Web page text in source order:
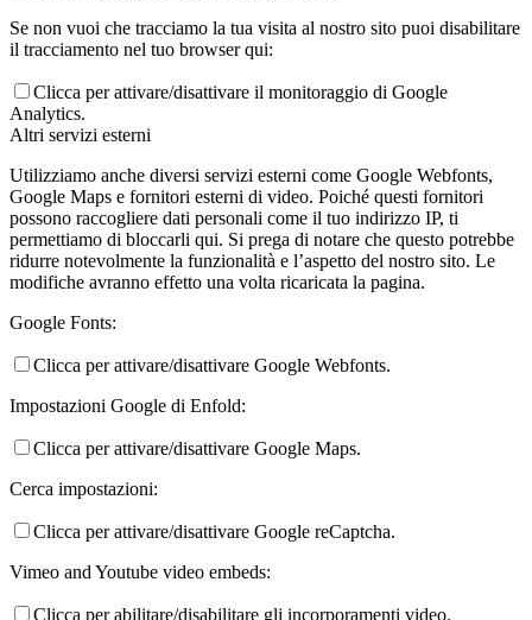
Se non vuoi che tracciamo la tua visita al nostro sito puoi disabilitare
il tracciamento nel tuo browser qui:
Clicca per attivare/disattivare il monitoraggio di Google
Analytics.
Altri servizi esterni
Utilizziamo anche diversi servizi esterni come Google Webfonts,
Google Maps e fornitori esterni di video. Poiché questi fornitori
possono raccogliere dati personali come il tuo indirizzo IP, ti
permettiamo di bloccarli qui. Si prega di notare che questo potrebbe
ridurre notevolmente la funzionalità e l’aspetto del nostro sito. Le
modifiche avranno effetto una volta ricaricata la pagina.
Google Fonts:
Clicca per attivare/disattivare Google Webfonts.
Impostazioni Google di Enfold:
Clicca per attivare/disattivare Google Maps.
Cerca impostazioni:
Clicca per attivare/disattivare Google reCaptcha.
Vimeo and Youtube video embeds:
Clicca per abilitare/disabilitare gli incorporamenti video.